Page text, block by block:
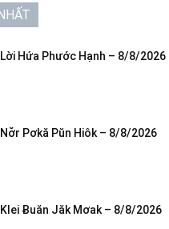
Lời Hứa Phước Hạnh – 8/8/2026
Nơ̆r Pơkă Pŭn Hiôk – 8/8/2026
Klei Ƀuăn Jăk Mơak – 8/8/2026